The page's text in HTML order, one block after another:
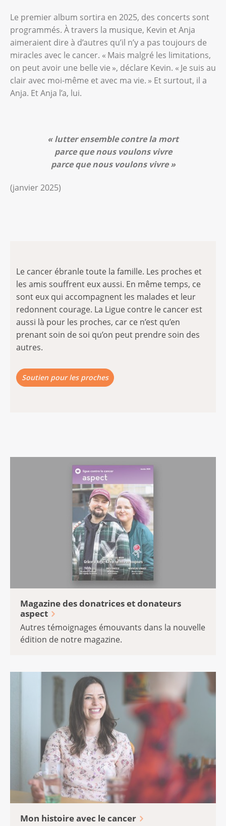
Le premier album sortira en 2025, des concerts sont
programmés. À travers la musique, Kevin et Anja
aimeraient dire à d’autres qu’il n’y a pas toujours de
miracles avec le cancer. « Mais malgré les limitations,
on peut avoir une belle vie », déclare Kevin. « Je suis au
clair avec moi-même et avec ma vie. » Et surtout, il a
Anja. Et Anja l’a, lui.
« lutter ensemble contre la mort
parce que nous voulons vivre
parce que nous voulons vivre»
(janvier 2025)
Le cancer ébranle toute la famille. Les proches et
les amis souffrent eux aussi. En même temps, ce
sont eux qui accompagnent les malades et leur
redonnent courage. La Ligue contre le cancer est
aussi là pour les proches, car ce n’est qu’en
prenant soin de soi qu’on peut prendre soin des
autres.
Soutien pour les proches
Magazine des donatrices et donateurs
aspect
Autres témoignages émouvants dans la nouvelle
édition de notre magazine.
Mon histoire avec le cancer